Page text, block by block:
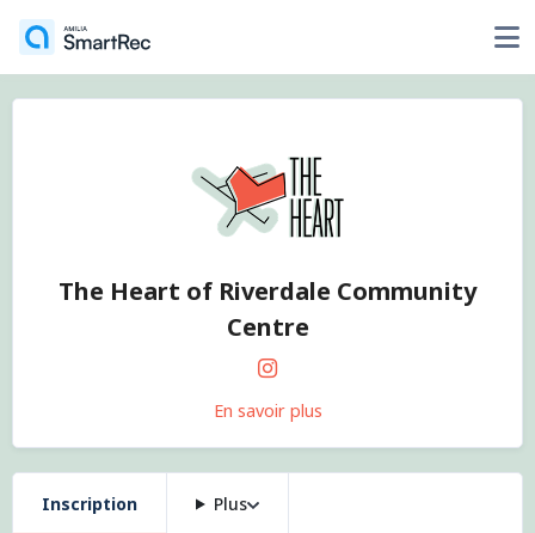
The Heart of Riverdale Community
Centre
En savoir plus
Inscription Plus